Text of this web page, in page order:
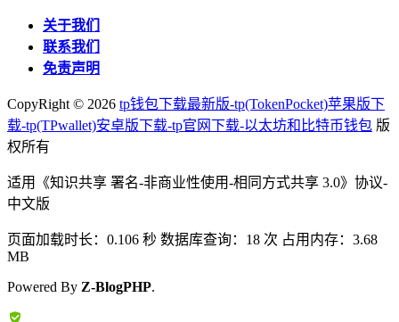
关于我们
联系我们
免责声明
CopyRight © 2026 tp钱包下载最新版-tp(TokenPocket)苹果版下
载-tp(TPwallet)安卓版下载-tp官网下载-以太坊和比特币钱包 版
权所有
适用《知识共享 署名-非商业性使用-相同方式共享 3.0》协议-
中文版
页面加载时长：0.106 秒 数据库查询：18 次 占用内存：3.68
MB
Powered By Z-BlogPHP.